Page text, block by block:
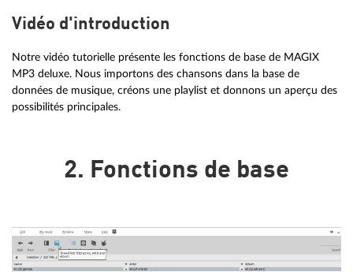
Vidéo d'introduction
Notre vidéo tutorielle présente les fonctions de base de MAGIX
MP3 deluxe. Nous importons des chansons dans la base de
données de musique, créons une playlist et donnons un aperçu des
possibilités principales.
2. Fonctions de base